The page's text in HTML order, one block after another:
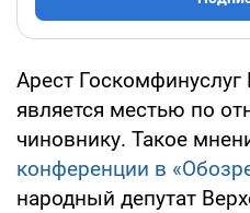
Арест
является местью по
чиновнику. Такое
конференции в
народный депутат